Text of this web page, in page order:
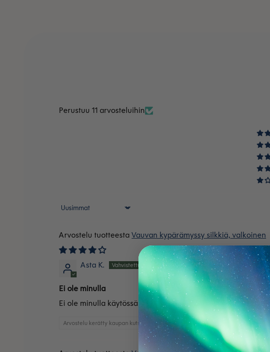
Perustuu 11 arvosteluihin
Sort by
Vauvan kypärämyssy silkkiä, valkoinen
Asta K.
Ei ole minulla
Ei ole minulla käytössä
Arvostelu kerätty kaupan kutsun kautta